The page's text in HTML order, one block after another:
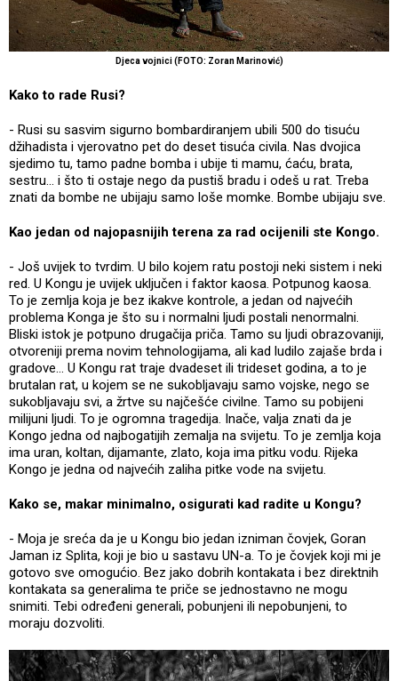
Djeca vojnici (FOTO: Zoran Marinović)
Kako to rade Rusi?
- Rusi su sasvim sigurno bombardiranjem ubili 500 do tisuću
džihadista i vjerovatno pet do deset tisuća civila. Nas dvojica
sjedimo tu, tamo padne bomba i ubije ti mamu, ćaću, brata,
sestru... i što ti ostaje nego da pustiš bradu i odeš u rat. Treba
znati da bombe ne ubijaju samo loše momke. Bombe ubijaju sve.
Kao jedan od najopasnijih terena za rad ocijenili ste Kongo.
- Još uvijek to tvrdim. U bilo kojem ratu postoji neki sistem i neki
red. U Kongu je uvijek uključen i faktor kaosa. Potpunog kaosa.
To je zemlja koja je bez ikakve kontrole, a jedan od najvećih
problema Konga je što su i normalni ljudi postali nenormalni.
Bliski istok je potpuno drugačija priča. Tamo su ljudi obrazovaniji,
otvoreniji prema novim tehnologijama, ali kad ludilo zajaše brda i
gradove... U Kongu rat traje dvadeset ili trideset godina, a to je
brutalan rat, u kojem se ne sukobljavaju samo vojske, nego se
sukobljavaju svi, a žrtve su najčešće civilne. Tamo su pobijeni
milijuni ljudi. To je ogromna tragedija. Inače, valja znati da je
Kongo jedna od najbogatijih zemalja na svijetu. To je zemlja koja
ima uran, koltan, dijamante, zlato, koja ima pitku vodu. Rijeka
Kongo je jedna od najvećih zaliha pitke vode na svijetu.
Kako se, makar minimalno, osigurati kad radite u Kongu?
- Moja je sreća da je u Kongu bio jedan izniman čovjek, Goran
Jaman iz Splita, koji je bio u sastavu UN-a. To je čovjek koji mi je
gotovo sve omogućio. Bez jako dobrih kontakata i bez direktnih
kontakata sa generalima te priče se jednostavno ne mogu
snimiti. Tebi određeni generali, pobunjeni ili nepobunjeni, to
moraju dozvoliti.